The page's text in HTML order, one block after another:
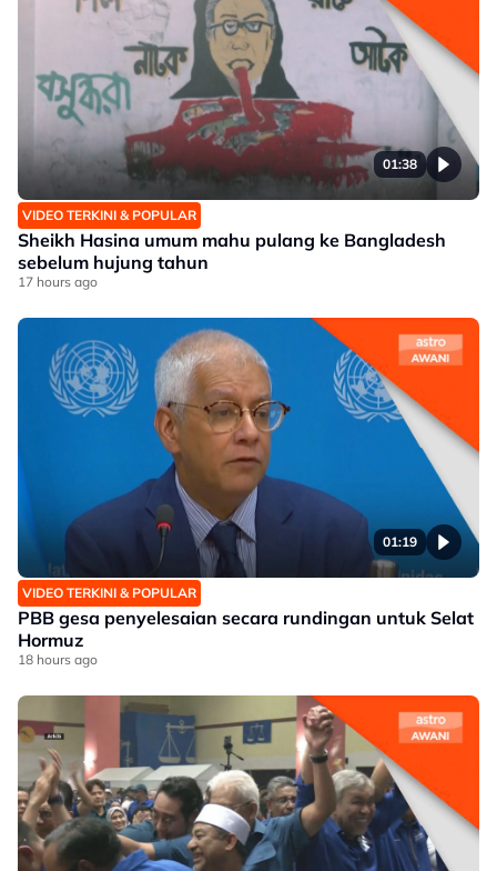
01:38
VIDEO TERKINI & POPULAR
Sheikh Hasina umum mahu pulang ke Bangladesh
sebelum hujung tahun
17 hours ago
01:19
VIDEO TERKINI & POPULAR
PBB gesa penyelesaian secara rundingan untuk Selat
Hormuz
18 hours ago